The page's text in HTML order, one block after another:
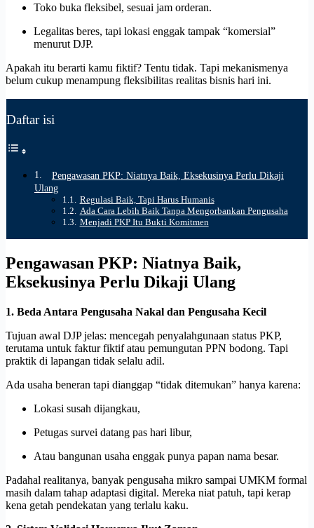
Toko buka fleksibel, sesuai jam orderan.
Legalitas beres, tapi lokasi enggak tampak “komersial”
menurut DJP.
Apakah itu berarti kamu fiktif? Tentu tidak. Tapi mekanismenya
belum cukup menampung fleksibilitas realitas bisnis hari ini.
Daftar isi
Pengawasan PKP: Niatnya Baik, Eksekusinya Perlu Dikaji
Ulang
Regulasi Baik, Tapi Harus Humanis
Ada Cara Lebih Baik Tanpa Mengorbankan Pengusaha
Menjadi PKP Itu Bukti Komitmen
Pengawasan PKP: Niatnya Baik,
Eksekusinya Perlu Dikaji Ulang
1. Beda Antara Pengusaha Nakal dan Pengusaha Kecil
Tujuan awal DJP jelas: mencegah penyalahgunaan status PKP,
terutama untuk faktur fiktif atau pemungutan PPN bodong. Tapi
praktik di lapangan tidak selalu adil.
Ada usaha beneran tapi dianggap “tidak ditemukan” hanya karena:
Lokasi susah dijangkau,
Petugas survei datang pas hari libur,
Atau bangunan usaha enggak punya papan nama besar.
Padahal realitanya, banyak pengusaha mikro sampai UMKM formal
masih dalam tahap adaptasi digital. Mereka niat patuh, tapi kerap
kena getah pendekatan yang terlalu kaku.